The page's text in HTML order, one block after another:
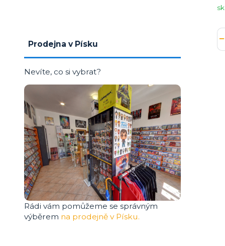
Prodejna v Písku
Nevíte, co si vybrat?
Rádi vám pomůžeme se správným
výběrem na prodejně v Písku.